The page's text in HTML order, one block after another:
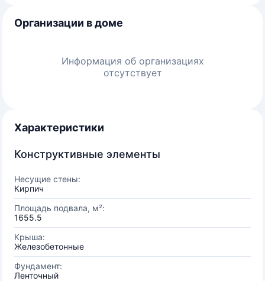
Организации в доме
Информация об организациях
отсутствует
Характеристики
Конструктивные элементы
Несущие стены:
Кирпич
Площадь подвала, м²:
1655.5
Крыша:
Железобетонные
Фундамент:
Ленточный